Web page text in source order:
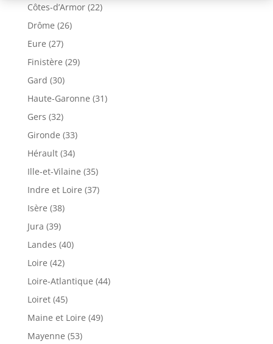
Côtes-d’Armor (22)
Drôme (26)
Eure (27)
Finistère (29)
Gard (30)
Haute-Garonne (31)
Gers (32)
Gironde (33)
Hérault (34)
Ille-et-Vilaine (35)
Indre et Loire (37)
Isère (38)
Jura (39)
Landes (40)
Loire (42)
Loire-Atlantique (44)
Loiret (45)
Maine et Loire (49)
Mayenne (53)